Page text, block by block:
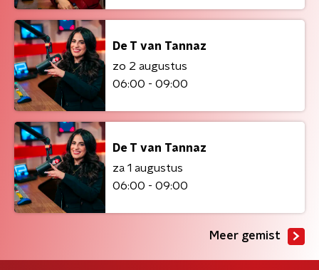
De T van Tannaz
zo 2 augustus
06:00 - 09:00
De T van Tannaz
za 1 augustus
06:00 - 09:00
Meer gemist